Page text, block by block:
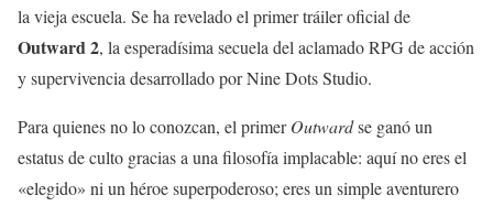
la vieja escuela. Se ha revelado el primer tráiler oficial de
Outward 2, la esperadísima secuela del aclamado RPG de acción
y supervivencia desarrollado por Nine Dots Studio.
Para quienes no lo conozcan, el primerOutwardse ganó un
estatus de culto gracias a una filosofía implacable: aquí no eres el
«elegido» ni un héroe superpoderoso; eres un simple aventurero